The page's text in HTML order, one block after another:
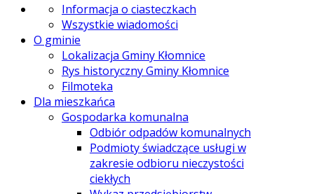
Informacja o ciasteczkach
Wszystkie wiadomości
O gminie
Lokalizacja Gminy Kłomnice
Rys historyczny Gminy Kłomnice
Filmoteka
Dla mieszkańca
Gospodarka komunalna
Odbiór odpadów komunalnych
Podmioty świadczące usługi w
zakresie odbioru nieczystości
ciekłych